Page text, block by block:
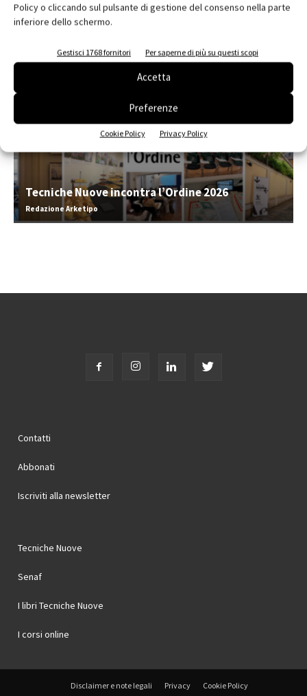
Policy o cliccando sul pulsante di gestione del consenso nella parte
inferiore dello schermo.
Gestisci 1768 fornitori Per saperne di più su questi scopi
Accetta
Preferenze
Cookie Policy Privacy Policy
Tecniche Nuove incontra l’Ordine 2026
Redazione Arketipo
Contatti
Abbonati
Iscriviti alla newsletter
Tecniche Nuove
Senaf
I libri Tecniche Nuove
I corsi online
Disclaimer e note legali Privacy Cookie Policy